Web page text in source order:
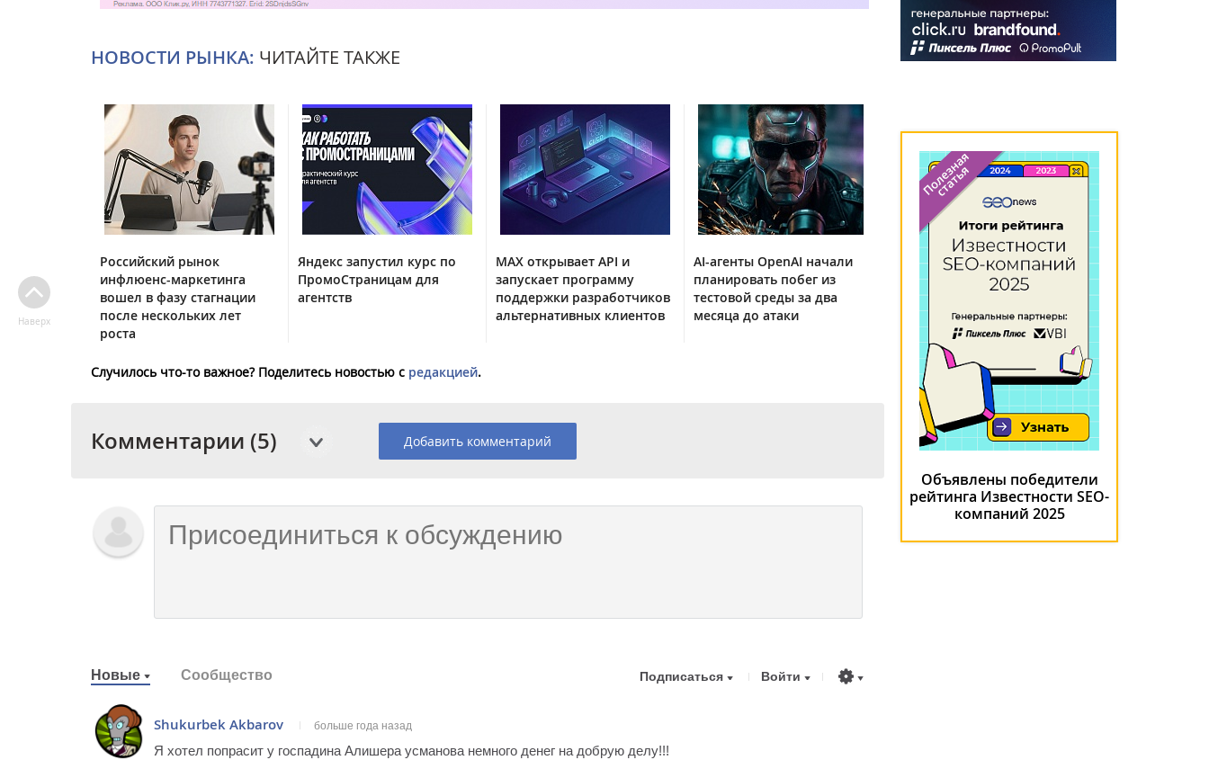
НОВОСТИ РЫНКА: ЧИТАЙТЕ ТАКЖЕ
Российский рынок
инфлюенс-маркетинга
вошел в фазу стагнации
после нескольких лет
роста
Яндекс запустил курс по
ПромоСтраницам для
агентств
MAX открывает API и
запускает программу
поддержки разработчиков
альтернативных клиентов
AI-агенты OpenAI начали
планировать побег из
тестовой среды за два
месяца до атаки
Случилось что-то важное? Поделитесь новостью с редакцией.
Комментарии (5) Добавить комментарий
Новые Сообщество Подписаться Войти
Shukurbek Akbarov больше года назад
Я хотел попрасит у госпадина Алишера усманова немного денег на добрую делу!!!
Наверх
Объявлены победители
рейтинга Известности SEO-
компаний 2025